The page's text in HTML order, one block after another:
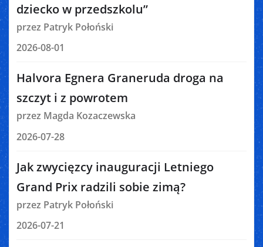
dziecko w przedszkolu”
przez Patryk Połoński
2026-08-01
Halvora Egnera Graneruda droga na
szczyt i z powrotem
przez Magda Kozaczewska
2026-07-28
Jak zwycięzcy inauguracji Letniego
Grand Prix radzili sobie zimą?
przez Patryk Połoński
2026-07-21